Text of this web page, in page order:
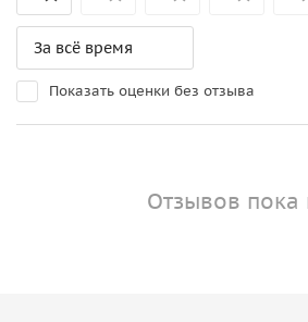
Показать оценки без отзыва
Отзывов пока